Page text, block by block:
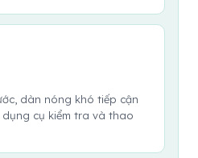
dàn nóng khó tiếp cận
cụ kiểm tra và thao